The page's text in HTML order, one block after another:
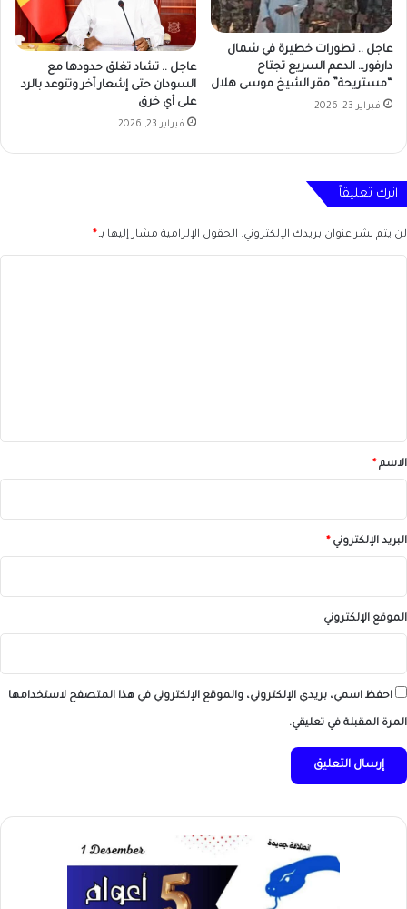
عاجل .. تطورات خطيرة في شمال
دارفور… الدعم السريع تجتاح
“مستريحة” مقر الشيخ موسى هلال
فبراير 23, 2026
عاجل .. تشاد تغلق حدودها مع
السودان حتى إشعار آخر وتتوعد بالرد
على أي خرق
فبراير 23, 2026
اترك تعليقاً
لن يتم نشر عنوان بريدك الإلكتروني. الحقول الإلزامية مشار إليها بـ *
*الاسم *
البريد الإلكتروني *
الموقع الإلكتروني
احفظ اسمي، بريدي الإلكتروني، والموقع الإلكتروني في هذا المتصفح لاستخدامها
المرة المقبلة في تعليقي.